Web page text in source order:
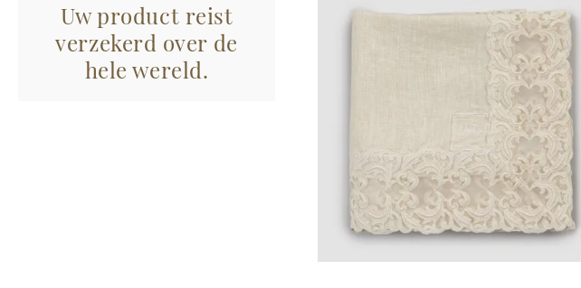
Uw product reist
verzekerd over de
hele wereld.